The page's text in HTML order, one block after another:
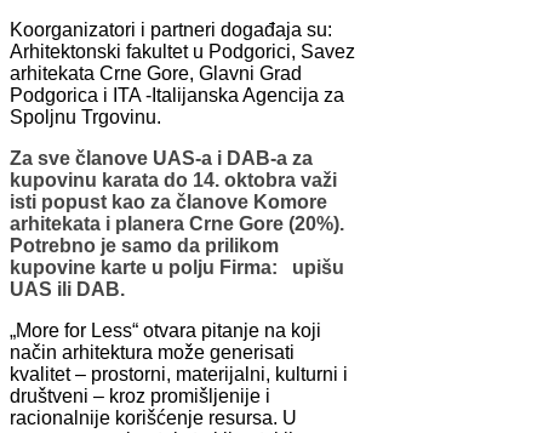
Koorganizatori i partneri događaja su:
Arhitektonski fakultet u Podgorici, Savez
arhitekata Crne Gore, Glavni Grad
Podgorica i ITA -Italijanska Agencija za
Spoljnu Trgovinu.
Za sve članove UAS-a i DAB-a za
kupovinu karata do 14. oktobra važi
isti popust kao za članove Komore
arhitekata i planera Crne Gore (20%).
Potrebno je samo da prilikom
kupovine karte u polju Firma: upišu
UAS ili DAB.
„More for Less“ otvara pitanje na koji
način arhitektura može generisati
kvalitet – prostorni, materijalni, kulturni i
društveni – kroz promišljenije i
racionalnije korišćenje resursa. U